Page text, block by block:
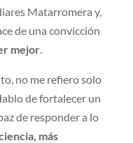
Matarromera y,
de una convicción
mejor.
no me refiero solo
de fortalecer un
de responder a lo
más